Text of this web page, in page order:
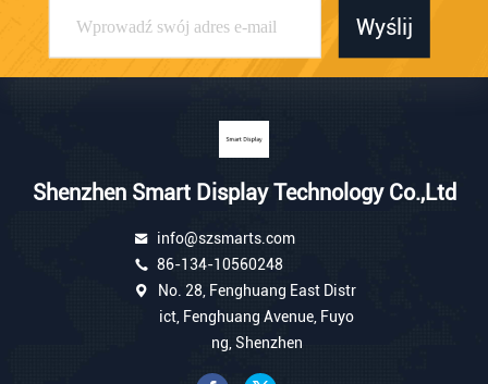
Wyślij
Shenzhen Smart Display Technology Co.,Ltd
info@szsmarts.com
86-134-10560248
No. 28, Fenghuang East Distr
ict, Fenghuang Avenue, Fuyo
ng, Shenzhen